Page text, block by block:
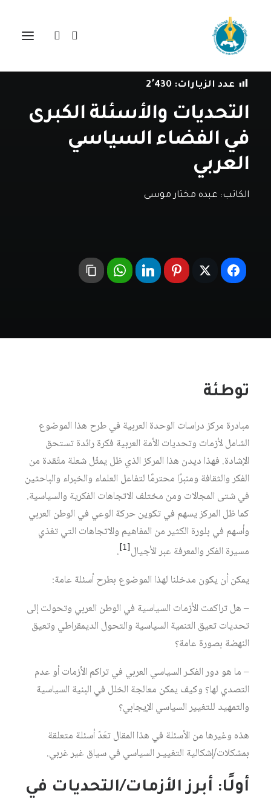
فيمقالات
عدد الزيارات: 2٬430
التحديات والأسئلة الكبرى
في الفضاء السياسي
العربي
الكاتب: عبده مختار موسى
توطئة
مبادرة مركز دراسات الوحدة العربية في طرح هذا الموضوع
الشامل لأزمات وتحديات الأمة العربية فكرة رائدة تستحق
الإشادة. فهذا ديدن هذا المركز الذي ظل يمثّل شعلة متّقدة من
الفكر والثقافة ومنبرًا محترمًا لتفاعل العلماء والخبراء والباحثين
في شتى المجالات ومن مختلف الاتجاهات الفكرية والسياسية.
كما ظل المركز يسهم في تكوين حركة الوعي في الوطن العربي
وأسهم في بلورة الكثير من المفاهيم والاتجاهات التي تغذي
مسيرة الفكر والمعرفة عبر الأجيال[1]
.
يمكن أن يكون مدخلنا لهذا الموضوع بطرح أسئلة عامة:
– هل تراكمت الأزمات السياسية في الوطن العربي وتحولت إلى
تحديات تعيق التنمية السياسية والتحول الديمقراطي وتعيق
النهضة بصورة عامة؟
– ما هو دور الفكـر السياسي العربي في تراكم الأزمات أو عدم
التصدي لها؟ وكيف يمكن معالجة الخلل في البنية السياسية
والتمهيد للتغيير السياسي الإيجابي؟
هذه وغيرها من الأسئلة في هذا المقال تعَدّ أسئلة متعلقة
بمشكلات/إشكالية التغييـر السياسي في سياق غير غربي.
أولًا: أبرز الأزمات/التحديات في